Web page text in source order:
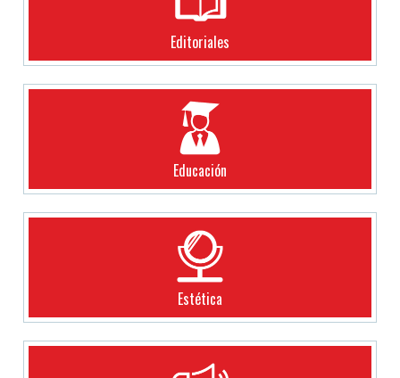
Editoriales
Educación
Estética